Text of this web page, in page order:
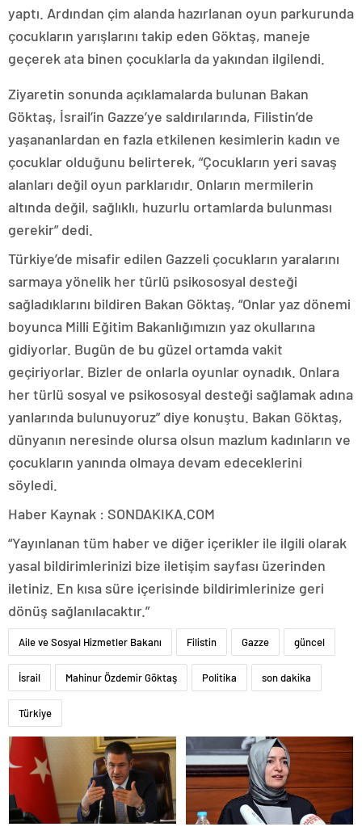
yaptı. Ardından çim alanda hazırlanan oyun parkurunda
çocukların yarışlarını takip eden Göktaş, maneje
geçerek ata binen çocuklarla da yakından ilgilendi.
Ziyaretin sonunda açıklamalarda bulunan Bakan
Göktaş, İsrail’in Gazze’ye saldırılarında, Filistin’de
yaşananlardan en fazla etkilenen kesimlerin kadın ve
çocuklar olduğunu belirterek, “Çocukların yeri savaş
alanları değil oyun parklarıdır. Onların mermilerin
altında değil, sağlıklı, huzurlu ortamlarda bulunması
gerekir” dedi.
Türkiye’de misafir edilen Gazzeli çocukların yaralarını
sarmaya yönelik her türlü psikososyal desteği
sağladıklarını bildiren Bakan Göktaş, “Onlar yaz dönemi
boyunca Milli Eğitim Bakanlığımızın yaz okullarına
gidiyorlar. Bugün de bu güzel ortamda vakit
geçiriyorlar. Bizler de onlarla oyunlar oynadık. Onlara
her türlü sosyal ve psikososyal desteği sağlamak adına
yanlarında bulunuyoruz” diye konuştu. Bakan Göktaş,
dünyanın neresinde olursa olsun mazlum kadınların ve
çocukların yanında olmaya devam edeceklerini
söyledi.
Haber Kaynak : SONDAKIKA.COM
“Yayınlanan tüm haber ve diğer içerikler ile ilgili olarak
yasal bildirimlerinizi bize iletişim sayfası üzerinden
iletiniz. En kısa süre içerisinde bildirimlerinize geri
dönüş sağlanılacaktır.”
Aile ve Sosyal Hizmetler Bakanı Filistin Gazze güncel
İsrail Mahinur Özdemir Göktaş Politika son dakika
Türkiye